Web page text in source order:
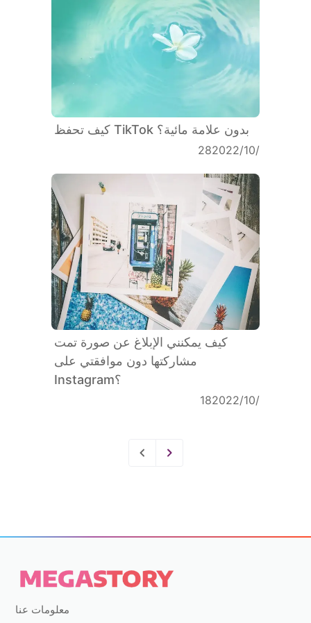
كيف تحفظ TikTok بدون علامة مائية؟
28‏/10‏/2022
كيف يمكنني الإبلاغ عن صورة تمت
مشاركتها دون موافقتي على
Instagram؟
18‏/10‏/2022
معلومات عنا